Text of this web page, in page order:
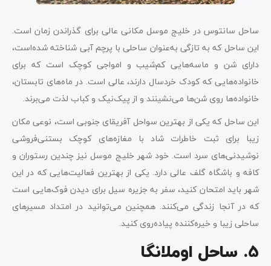
ساحل سانتوس در خلیج موسل مکانی عالی برای گذراندن زمان است.
این ساحل که به‌ تازگی به‌عنوان ساحلی با پرچم آبی شناخته شده‌است،
دارای شن و ماسه‌هایی کم‌شیب و امواجی کوچک است که برای
خانواده‌هایی که کودک خردسال دارند، عالی است. در ماه‌های تابستان،
خانواده‌ها روی شن‌ها می‌نشینند و از پیک‌نیک و کباب لذت می‌برند.
این ساحل که یکی از بهترین سواحل آفریقای جنوبی است، نوعی مکان
زیبا برای ثبت خاطرات شاد با مغازه‌های کوچک بستنی‌فروشی
نوشیدنی‌های سرد است. خود شهر خلیج موسل نیز چندین رستوران و
کافه و باشگاه گلف عالی دارد. یکی از بهترین فعالیت‌هایی که در این
شهر باید امتحان کنید، سفر به جزیره سیل برای دیدن فوک‌هایی است
که در آنجا زندگی می‌کنند. همچنین می‌توانید در امتداد مسیرهای
ساحلی زیبا و خیره‌کننده پیاده‌روی کنید.
5. ساحل اوملانگا